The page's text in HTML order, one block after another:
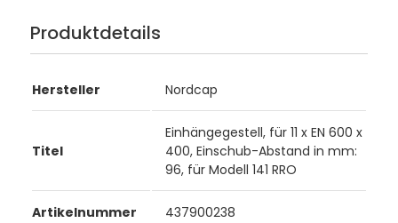
Produktdetails
Hersteller Nordcap
Titel
Einhängegestell, für 11 x EN 600 x
400, Einschub-Abstand in mm:
96, für Modell 141 RRO
Artikelnummer 437900238